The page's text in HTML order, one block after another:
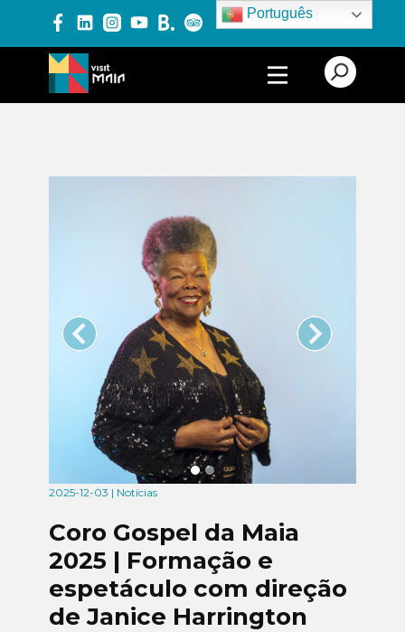
Português
PRODUTOS E SERVIÇOS
EVENTOS
BLOG
2025-12-03 | Notícias
Coro Gospel da Maia
2025 | Formação e
espetáculo com direção
de Janice Harrington